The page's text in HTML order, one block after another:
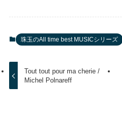
珠玉のAll time best MUSICシリーズ
Tout tout pour ma cherie /
Michel Polnareff